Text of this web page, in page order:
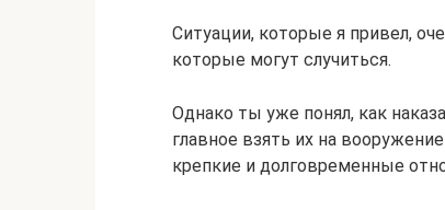
Ситуации, которые я привел,
которые могут случиться.
Однако ты уже понял, как
главное взять их на
крепкие и долговременные